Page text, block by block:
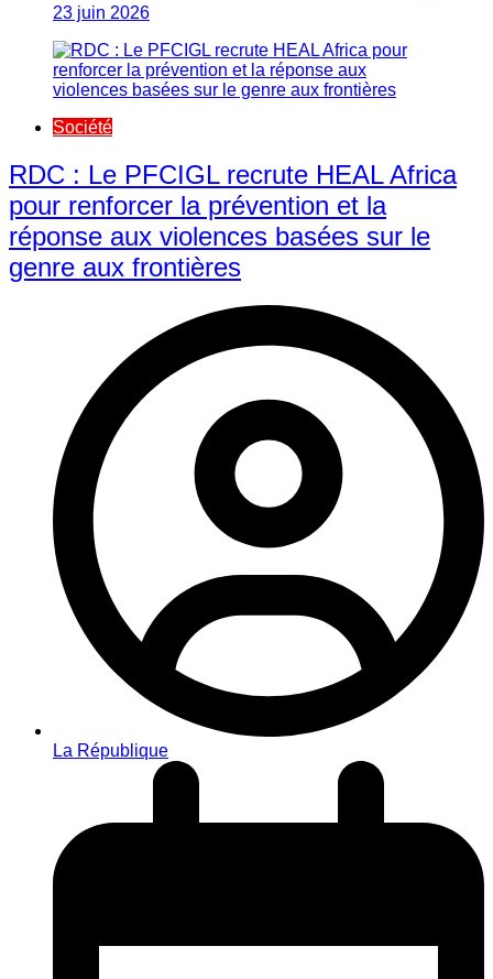
23 juin 2026
Société
RDC : Le PFCIGL recrute HEAL Africa
pour renforcer la prévention et la
réponse aux violences basées sur le
genre aux frontières
La République